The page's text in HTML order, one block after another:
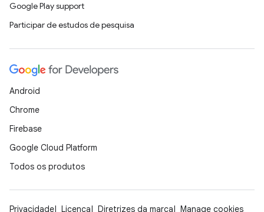
Google Play support
Participar de estudos de pesquisa
Android
Chrome
Firebase
Google Cloud Platform
Todos os produtos
Privacidade Licença Diretrizes da marca Manage cookies